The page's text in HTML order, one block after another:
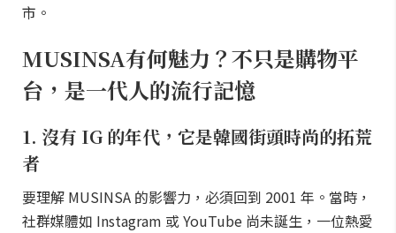
市。
MUSINSA有何魅力？不只是購物平
台，是一代人的流行記憶
1. 沒有 IG 的年代，它是韓國街頭時尚的拓荒
者
要理解 MUSINSA 的影響力，必須回到 2001 年。當時，
社群媒體如 Instagram 或 YouTube 尚未誕生，一位熱愛